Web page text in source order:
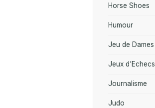
Horse Shoes
Humour
Jeu de Dames
Jeux d'Echecs
Journalisme
Judo